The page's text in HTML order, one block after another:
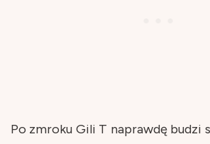
Po zmroku Gili T naprawdę budzi